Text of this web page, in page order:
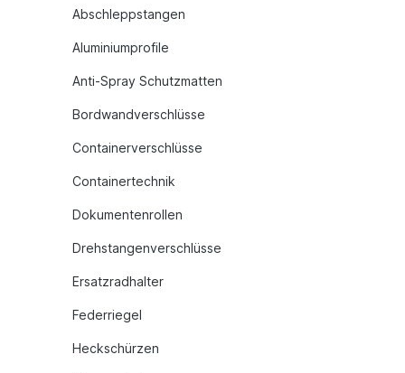
Abschleppstangen
Aluminiumprofile
Anti-Spray Schutzmatten
Bordwandverschlüsse
Containerverschlüsse
Containertechnik
Dokumentenrollen
Drehstangenverschlüsse
Ersatzradhalter
Federriegel
Heckschürzen